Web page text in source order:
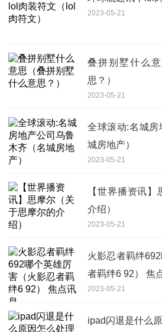
2023-05-21
叠拼别墅什么
思？）
2023-05-21
全球滚动:名城房
城房地产）
2023-05-21
【世界播资讯
介绍）
2023-05-21
火影忍者羁绊
者羁绊6 92） 焦
2023-05-21
ipad闪退是什么